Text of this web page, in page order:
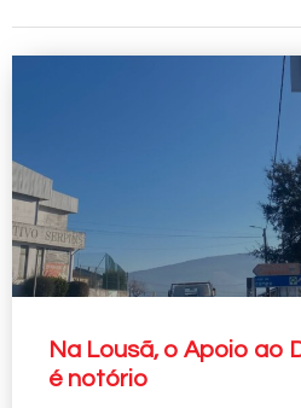
Na Lousã, o Apoio ao
é notório